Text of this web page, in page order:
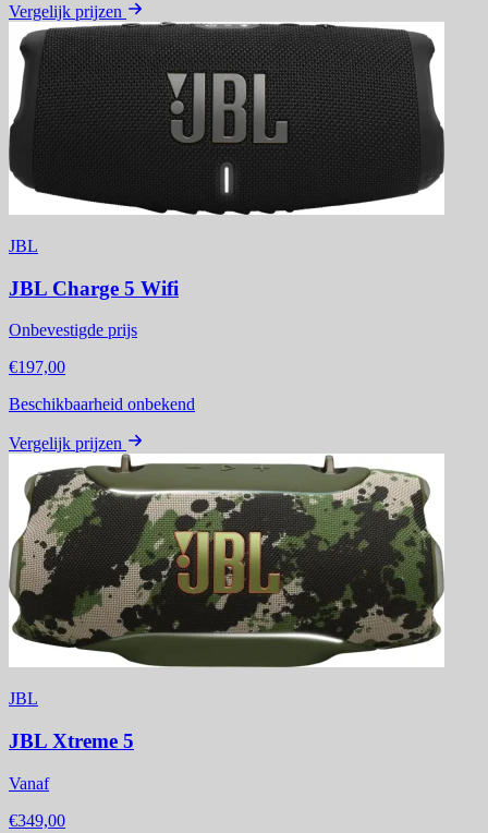
Vergelijk prijzen
JBL
JBL Charge 5 Wifi
Onbevestigde prijs
€197,00
Beschikbaarheid onbekend
Vergelijk prijzen
JBL
JBL Xtreme 5
Vanaf
€349,00